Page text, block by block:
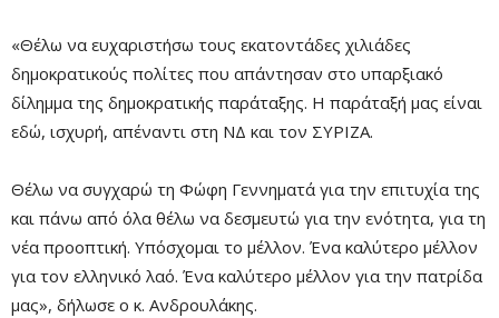
«Θέλω να ευχαριστήσω τους εκατοντάδες χιλιάδες
δημοκρατικούς πολίτες που απάντησαν στο υπαρξιακό
δίλημμα της δημοκρατικής παράταξης. Η παράταξή μας είναι
εδώ, ισχυρή, απέναντι στη ΝΔ και τον ΣΥΡΙΖΑ.
Θέλω να συγχαρώ τη Φώφη Γεννηματά για την επιτυχία της
και πάνω από όλα θέλω να δεσμευτώ για την ενότητα, για τη
νέα προοπτική. Υπόσχομαι το μέλλον. Ένα καλύτερο μέλλον
για τον ελληνικό λαό. Ένα καλύτερο μέλλον για την πατρίδα
μας», δήλωσε ο κ. Ανδρουλάκης.